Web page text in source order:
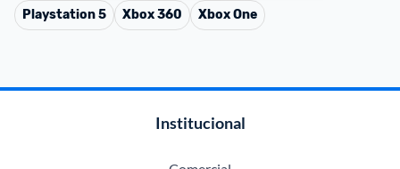
Playstation 5
Xbox 360 Xbox One
Institucional